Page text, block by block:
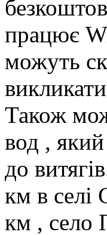
працює
можуть
Також
вод , який
до
км в селі
км , село